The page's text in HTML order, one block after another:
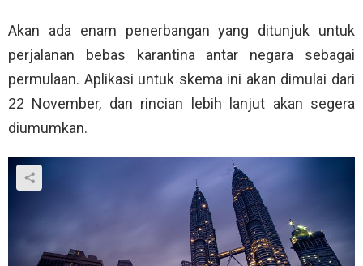
Akan ada enam penerbangan yang ditunjuk untuk
perjalanan bebas karantina antar negara sebagai
permulaan. Aplikasi untuk skema ini akan dimulai dari
22 November, dan rincian lebih lanjut akan segera
diumumkan.